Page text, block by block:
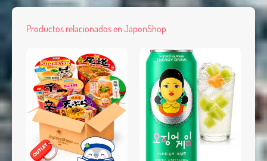
Productos relacionados en JaponShop